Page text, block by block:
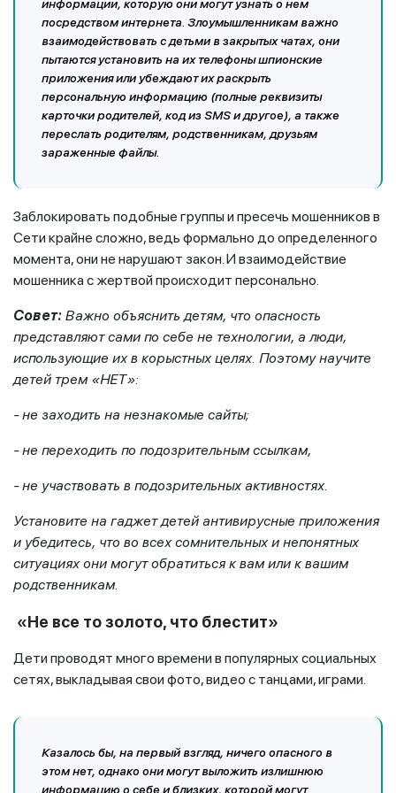
информации, которую они могут узнать о нем
посредством интернета. Злоумышленникам важно
взаимодействовать с детьми в закрытых чатах, они
пытаются установить на их телефоны шпионские
приложения или убеждают их раскрыть
персональную информацию (полные реквизиты
карточки родителей, код из SMS и другое), а также
переслать родителям, родственникам, друзьям
зараженные файлы.
Заблокировать подобные группы и пресечь мошенников в
Сети крайне сложно, ведь формально до определенного
момента, они не нарушают закон. И взаимодействие
мошенника с жертвой происходит персонально.
Совет: Важно объяснить детям, что опасность
представляют сами по себе не технологии, а люди,
использующие их в корыстных целях. Поэтому научите
детей трем «НЕТ»:
- не заходить на незнакомые сайты;
- не переходить по подозрительным ссылкам,
- не участвовать в подозрительных активностях.
Установите на гаджет детей антивирусные приложения
и убедитесь, что во всех сомнительных и непонятных
ситуациях они могут обратиться к вам или к вашим
родственникам.
«Не все то золото, что блестит»
Дети проводят много времени в популярных социальных
сетях, выкладывая свои фото, видео с танцами, играми.
Казалось бы, на первый взгляд, ничего опасного в
этом нет, однако они могут выложить излишнюю
информацию о себе и близких, которой могут